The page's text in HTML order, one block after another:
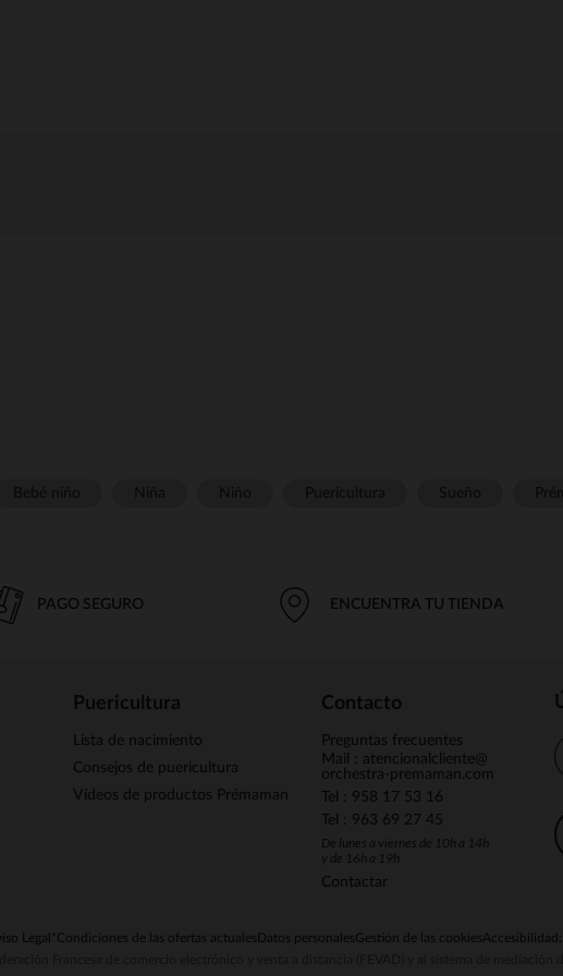
PAGO SEGURO ENCUENTRA TU TIENDA
Puericultura
Lista de nacimiento
Consejos de puericultura
Vídeos de productos Prémaman
Contacto
Preguntas frecuentes
Mail : atencionalcliente@
orchestra-premaman.com
Tel : 958 17 53 16
Tel : 963 69 27 45
De lunes a viernes de 10h a 14h
y de 16h a 19h
Contactar
Legal *Condiciones de las ofertas actuales Datos personalesGestión de las cookies